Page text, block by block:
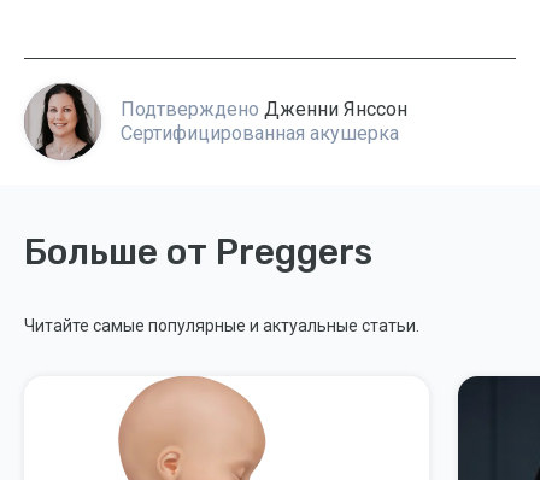
Подтверждено Дженни Янссон
Сертифицированная акушерка
Больше от Preggers
Читайте самые популярные и актуальные статьи.